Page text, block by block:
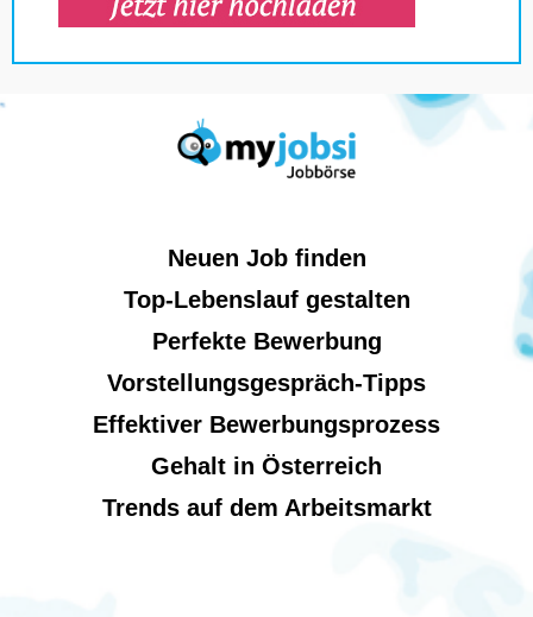
Neuen Job finden
Top-Lebenslauf gestalten
Perfekte Bewerbung
Vorstellungsgespräch-Tipps
Effektiver Bewerbungsprozess
Gehalt in Österreich
Trends auf dem Arbeitsmarkt